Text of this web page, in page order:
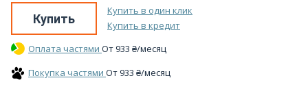
Купить
Купить в один клик
Купить в кредит
Оплата частями От933 ₴/месяц
Покупка частями От933 ₴/месяц